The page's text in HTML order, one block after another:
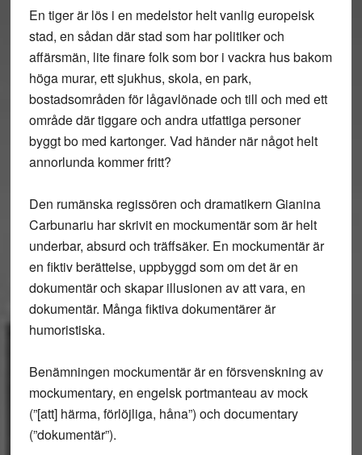
En tiger är lös i en medelstor helt vanlig europeisk
stad, en sådan där stad som har politiker och
affärsmän, lite finare folk som bor i vackra hus bakom
höga murar, ett sjukhus, skola, en park,
bostadsområden för lågavlönade och till och med ett
område där tiggare och andra utfattiga personer
byggt bo med kartonger. Vad händer när något helt
annorlunda kommer fritt?
Den rumänska regissören och dramatikern Gianina
Carbunariu har skrivit en mockumentär som är helt
underbar, absurd och träffsäker. En mockumentär är
en fiktiv berättelse, uppbyggd som om det är en
dokumentär och skapar illusionen av att vara, en
dokumentär. Många fiktiva dokumentärer är
humoristiska.
Benämningen mockumentär är en försvenskning av
mockumentary, en engelsk portmanteau av mock
(”[att] härma, förlöjliga, håna”) och documentary
(”dokumentär”).